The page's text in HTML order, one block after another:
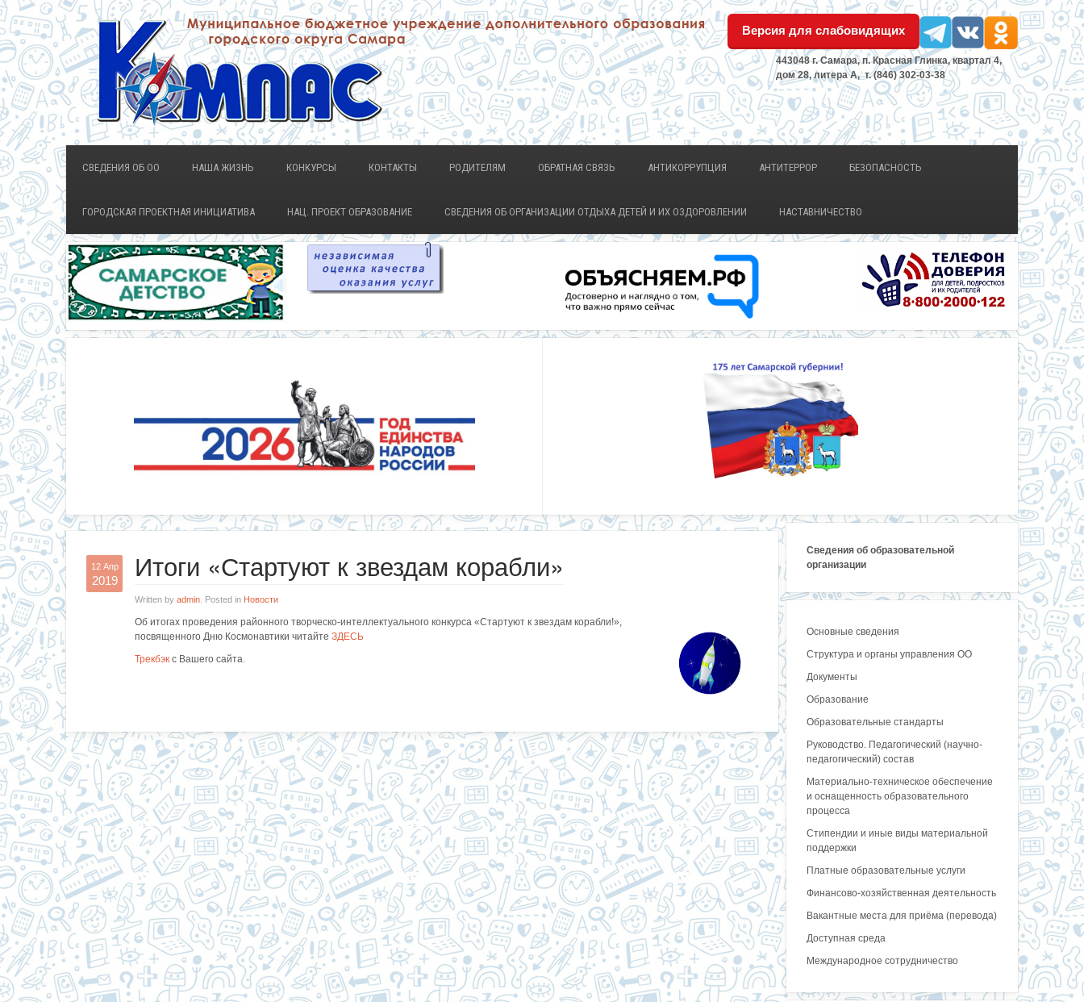
Версия для слабовидящих
443048 г. Самара, п. Красная Глинка, квартал 4,
дом 28, литера А, т. (846) 302-03-38
СВЕДЕНИЯ ОБ ОО НАША ЖИЗНЬ КОНКУРСЫ КОНТАКТЫ РОДИТЕЛЯМ ОБРАТНАЯ СВЯЗЬ АНТИКОРРУПЦИЯ АНТИТЕРРОР БЕЗОПАСНОСТЬ
ГОРОДСКАЯ ПРОЕКТНАЯ ИНИЦИАТИВА НАЦ. ПРОЕКТ ОБРАЗОВАНИЕ СВЕДЕНИЯ ОБ ОРГАНИЗАЦИИ ОТДЫХА ДЕТЕЙ И ИХ ОЗДОРОВЛЕНИИ НАСТАВНИЧЕСТВО
12 Апр
2019 Итоги «Стартуют к звездам корабли»
Written by admin . Posted in Новости
Об итогах проведения районного творческо-интеллектуального конкурса «Стартуют к звездам корабли!»,
посвященного Дню Космонавтики читайте ЗДЕСЬ
Трекбэк с Вашего сайта.
Сведения об образовательной
организации
Основные сведения
Структура и органы управления ОО
Документы
Образование
Образовательные стандарты
Руководство. Педагогический (научно-
педагогический) состав
Материально-техническое обеспечение
и оснащенность образовательного
процесса
Стипендии и иные виды материальной
поддержки
Платные образовательные услуги
Финансово-хозяйственная деятельность
Вакантные места для приёма (перевода)
Доступная среда
Международное сотрудничество